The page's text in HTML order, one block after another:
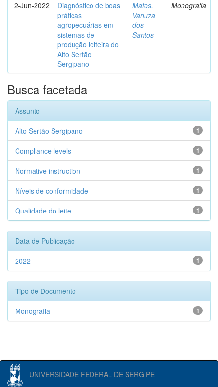
2-Jun-2022
Diagnóstico de boas
práticas
agropecuárias em
sistemas de
produção leiteira do
Alto Sertão
Sergipano
Matos,
Vanuza
dos
Santos
Monografia
Busca facetada
Assunto
1
Alto Sertão Sergipano
1
Compliance levels
1
Normative instruction
1
Níveis de conformidade
1
Qualidade do leite
Data de Publicação
1
2022
Tipo de Documento
1
Monografia
UNIVERSIDADE FEDERAL DE SERGIPE